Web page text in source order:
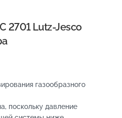
2701 Lutz-Jesco
газообразного
поскольку давление